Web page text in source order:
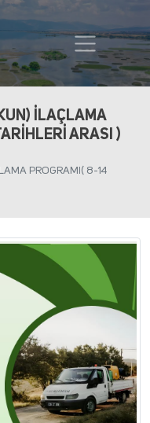
İLAÇLAMA
ARASI )
PROGRAMI( 8-14